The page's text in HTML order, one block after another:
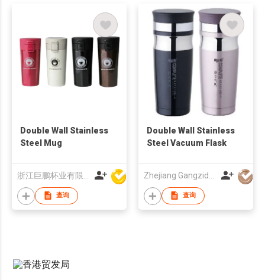
Double Wall Stainless
Steel Mug
查询
Double Wall Stainless
Steel Vacuum Flask
查询